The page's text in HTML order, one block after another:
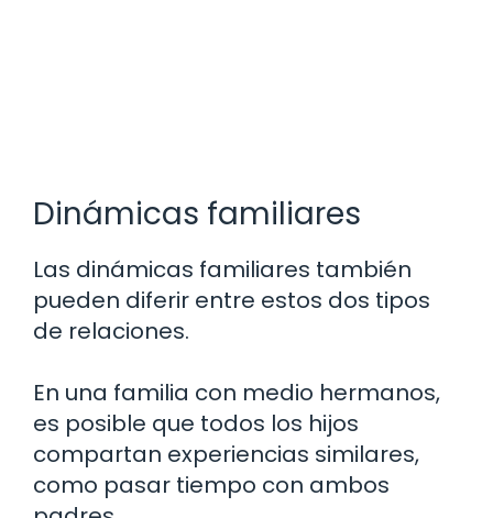
Dinámicas familiares
Las dinámicas familiares también
pueden diferir entre estos dos tipos
de relaciones.
En una familia con medio hermanos,
es posible que todos los hijos
compartan experiencias similares,
como pasar tiempo con ambos